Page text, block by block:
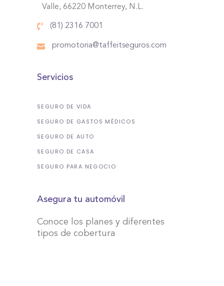
Valle, 66220 Monterrey, N.L.
(81) 2316 7001
promotoria@taffeitseguros.com
Servicios
SEGURO DE VIDA
SEGURO DE GASTOS MÉDICOS
SEGURO DE AUTO
SEGURO DE CASA
SEGURO PARA NEGOCIO
Asegura tu automóvil
Conoce los planes y diferentes
tipos de cobertura